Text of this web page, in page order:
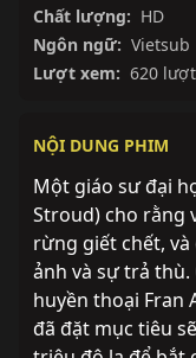
Chất lượng: HD
Ngôn ngữ: Vietsub
Lượt xem: 620 lượt
NỘI DUNG PHIM
Một giáo sư đại
Stroud) cho rằng
rừng giết chết,
ảnh và sự trả
huyền thoại Fran
đã đặt mục tiêu